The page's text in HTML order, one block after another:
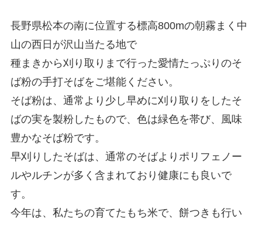
長野県松本の南に位置する標高800mの朝霧まく中
山の西日が沢山当たる地で
種まきから刈り取りまで行った愛情たっぷりのそ
ば粉の手打そばをご堪能ください。
そば粉は、通常より少し早めに刈り取りをしたそ
ばの実を製粉したもので、色は緑色を帯び、風味
豊かなそば粉です。
早刈りしたそばは、通常のそばよりポリフェノー
ルやルチンが多く含まれており健康にも良いで
す。
今年は、私たちの育てたもち米で、餅つきも行い